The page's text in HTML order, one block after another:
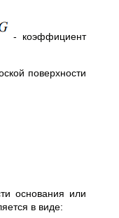
- коэффициент
поверхности
основания или
в виде: